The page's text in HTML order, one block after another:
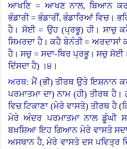
ਆਖਣਿ = ਆਖਣ ਨਾਲ, ਬਿਆਨ
ਭੰਡਾਰੀ = ਭੰਡਾਰੀਂ, ਭੰਡਾਰਿਆਂ ਵਿਚ।
ਹੈ। ਸੋਈ = ਉਹ (ਪ੍ਰਭੂ) ਹੀ। ਸਾਚੁ
ਸਿਮਰਦਾ ਹੈ। ਕਹੈ ਬੇਨੰਤੀ = ਅਰਦਾਸਾਂ
ਹੈ। ਸਚੁ = ਸਦਾ-ਥਿਰ ਪ੍ਰਭੂ। ਸਚੁ ਸੋਈ
ਦਿੱਸਦਾ ਹੈ) ।੪।
ਅਰਥ: ਮੈਂ (ਭੀ)ਤੀਰਥ ਉਤੇ ਇਸ਼ਨਾਨ
ਪਰਮਾਤਮਾ ਦਾ) ਨਾਮ (ਹੀ) ਤੀਰਥ
ਵਿਚ ਟਿਕਾਣਾ (ਮੇਰੇ ਵਾਸਤੇ) ਤੀਰਥ ਹੈ
ਮੇਰੇ ਅੰਦਰ ਪਰਮਾਤਮਾ ਨਾਲ ਡੂੰਘੀ
ਬਖ਼ਸ਼ਿਆ ਇਹ ਗਿਆਨ ਮੇਰੇ ਵਾਸਤੇ ਸਦਾ
ਅਸਥਾਨ ਹੈ, ਮੇਰੇ ਵਾਸਤੇ ਦਸ ਪਵਿਤ੍ਰ